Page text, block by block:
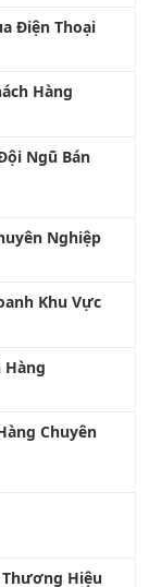
Hàng
Ngũ Bán
Nghiệp
Khu Vực
Hàng
Chuyên
Hiệu
nghiệp